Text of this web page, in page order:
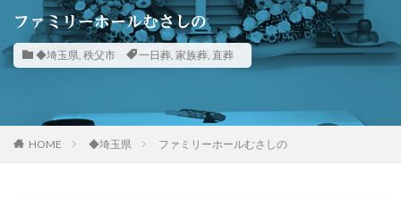
ファミリーホールむさしの
◆埼玉県, 秩父市 一日葬, 家族葬, 直葬
HOME ◆埼玉県 ファミリーホールむさしの